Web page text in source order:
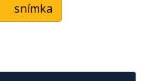
snímka